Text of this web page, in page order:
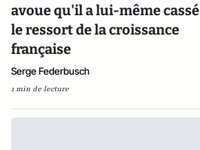
avoue qu'il a lui-même cassé
le ressort de la croissance
française
Serge Federbusch
1 min de lecture